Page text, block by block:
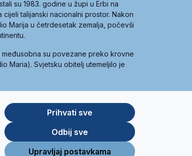
su 1983. godine u župi u Erbi na
talijanski nacionalni prostor. Nakon
Marija u četrdesetak zemalja, počevši
međusobna su povezane preko krovne
Maria). Svjetsku obitelj utemeljilo je
Store
Prihvati sve
Odbij sve
Upravljaj postavkama